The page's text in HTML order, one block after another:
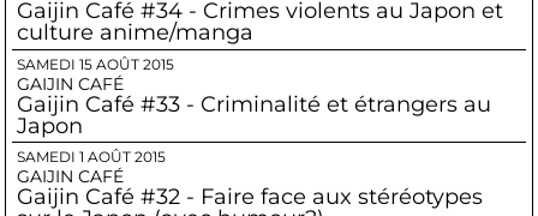
Gaijin Café #34 - Crimes violents au Japon et
culture anime/manga
SAMEDI 15 AOÛT 2015
GAIJIN CAFÉ
Gaijin Café #33 - Criminalité et étrangers au
Japon
SAMEDI 1 AOÛT 2015
GAIJIN CAFÉ
Gaijin Café #32 - Faire face aux stéréotypes